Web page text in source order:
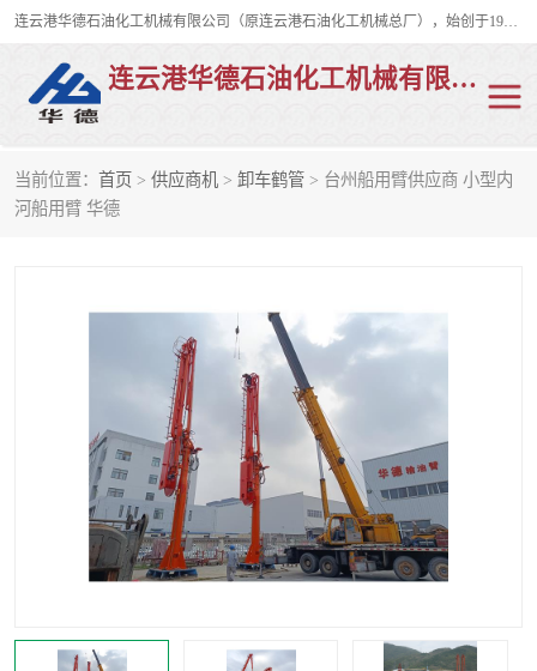
连云港华德石油化工机械有限公司（原连云港石油化工机械总厂），始创于1982年，是从事码头船用流体装卸臂、陆用流体装卸臂（鹤管）、活动梯、钢构平台、定量装车系统等全系列流体装卸设备的设计、制造、销售以及服务的专业供应商。
连云港华德石油化工机械有限公司
当前位置： 首页 > 供应商机 > 卸车鹤管 > 台州船用臂供应商 小型内
河船用臂 华德
陆用流体装卸臂
活动梯
卸车鹤管
装车鹤管 输油臂
紧急脱离干式接头 火车鹤管
汽车鹤管 顶部鹤管